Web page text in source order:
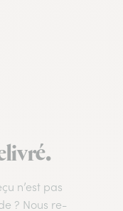
n’est pas
? Nous re-